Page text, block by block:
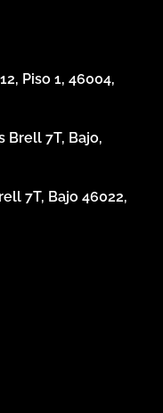
Piso 1, 46004,
Brell 7T, Bajo,
7T, Bajo 46022,